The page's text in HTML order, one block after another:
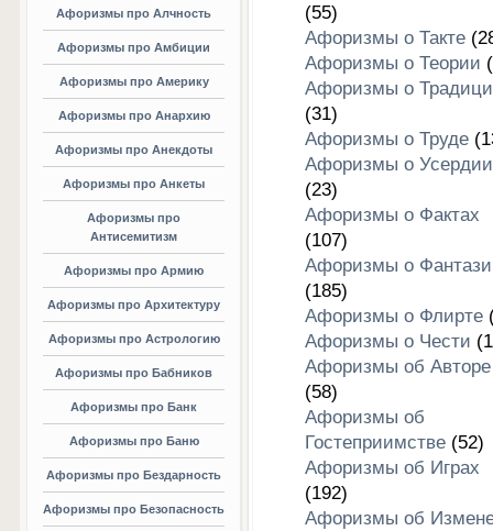
Афоризмы про Алчность
Афоризмы про Амбиции
Афоризмы про Америку
Афоризмы про Анархию
Афоризмы про Анекдоты
Афоризмы про Анкеты
Афоризмы про
Антисемитизм
Афоризмы про Армию
Афоризмы про Архитектуру
Афоризмы про Астрологию
Афоризмы про Бабников
Афоризмы про Банк
Афоризмы про Баню
Афоризмы про Бездарность
Афоризмы про Безопасность
(55)
Афоризмы о Такте
Афоризмы о Теории
Афоризмы о
(31)
Афоризмы о Труде
Афоризмы о Усердии
(23)
Афоризмы о Фактах
(107)
Афоризмы о
(185)
Афоризмы о Флирте
Афоризмы о Чести
Афоризмы об Авторе
(58)
Афоризмы об
Гостеприимстве(52)
Афоризмы об Играх
(192)
Афоризмы об